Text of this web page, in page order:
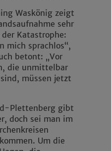
Waskönig zeigt
sehr
Katastrophe:
mich sprachlos“,
betont: „Vor
die unmittelbar
müssen jetzt
Plettenberg gibt
doch sei man im
Um die